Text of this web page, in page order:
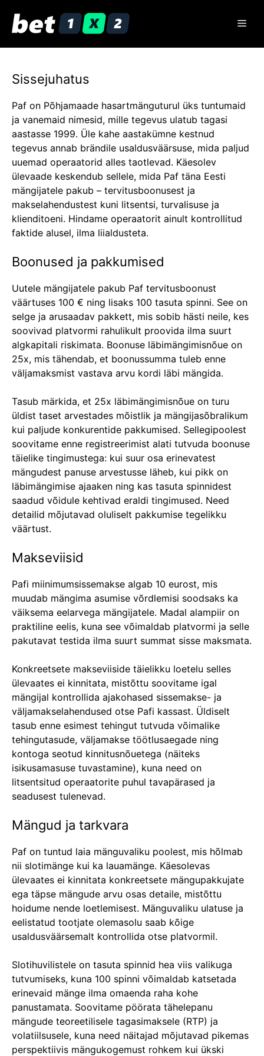
content
Sissejuhatus
Paf on Põhjamaade hasartmänguturul üks tuntumaid
ja vanemaid nimesid, mille tegevus ulatub tagasi
aastasse 1999. Üle kahe aastakümne kestnud
tegevus annab brändile usaldusväärsuse, mida paljud
uuemad operaatorid alles taotlevad. Käesolev
ülevaade keskendub sellele, mida Paf täna Eesti
mängijatele pakub – tervitusboonusest ja
makselahendustest kuni litsentsi, turvalisuse ja
klienditoeni. Hindame operaatorit ainult kontrollitud
faktide alusel, ilma liialdusteta.
Boonused ja pakkumised
Uutele mängijatele pakub Paf tervitusboonust
väärtuses 100 € ning lisaks 100 tasuta spinni. See on
selge ja arusaadav pakkett, mis sobib hästi neile, kes
soovivad platvormi rahulikult proovida ilma suurt
algkapitali riskimata. Boonuse läbimängimisnõue on
25x, mis tähendab, et boonussumma tuleb enne
väljamaksmist vastava arvu kordi läbi mängida.
Tasub märkida, et 25x läbimängimisnõue on turu
üldist taset arvestades mõistlik ja mängijasõbralikum
kui paljude konkurentide pakkumised. Sellegipoolest
soovitame enne registreerimist alati tutvuda boonuse
täielike tingimustega: kui suur osa erinevatest
mängudest panuse arvestusse läheb, kui pikk on
läbimängimise ajaaken ning kas tasuta spinnidest
saadud võidule kehtivad eraldi tingimused. Need
detailid mõjutavad oluliselt pakkumise tegelikku
väärtust.
Makseviisid
Pafi miinimumsissemakse algab 10 eurost, mis
muudab mängima asumise võrdlemisi soodsaks ka
väiksema eelarvega mängijatele. Madal alampiir on
praktiline eelis, kuna see võimaldab platvormi ja selle
pakutavat testida ilma suurt summat sisse maksmata.
Konkreetsete makseviiside täielikku loetelu selles
ülevaates ei kinnitata, mistõttu soovitame igal
mängijal kontrollida ajakohased sissemakse- ja
väljamakselahendused otse Pafi kassast. Üldiselt
tasub enne esimest tehingut tutvuda võimalike
tehingutasude, väljamakse töötlusaegade ning
kontoga seotud kinnitusnõuetega (näiteks
isikusamasuse tuvastamine), kuna need on
litsentsitud operaatorite puhul tavapärased ja
seadusest tulenevad.
Mängud ja tarkvara
Paf on tuntud laia mänguvaliku poolest, mis hõlmab
nii slotimänge kui ka lauamänge. Käesolevas
ülevaates ei kinnitata konkreetsete mängupakkujate
ega täpse mängude arvu osas detaile, mistõttu
hoidume nende loetlemisest. Mänguvaliku ulatuse ja
eelistatud tootjate olemasolu saab kõige
usaldusväärsemalt kontrollida otse platvormil.
Slotihuvilistele on tasuta spinnid hea viis valikuga
tutvumiseks, kuna 100 spinni võimaldab katsetada
erinevaid mänge ilma omaenda raha kohe
panustamata. Soovitame pöörata tähelepanu
mängude teoreetilisele tagasimaksele (RTP) ja
volatiilsusele, kuna need näitajad mõjutavad pikemas
perspektiivis mängukogemust rohkem kui ükski